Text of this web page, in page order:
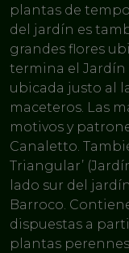
plantas de
del jardín es
grandes flores
termina el Jardín
ubicada justo al
maceteros. Las
motivos y
Canaletto.
Triangular’
lado sur del
Barroco.
dispuestas a
plantas